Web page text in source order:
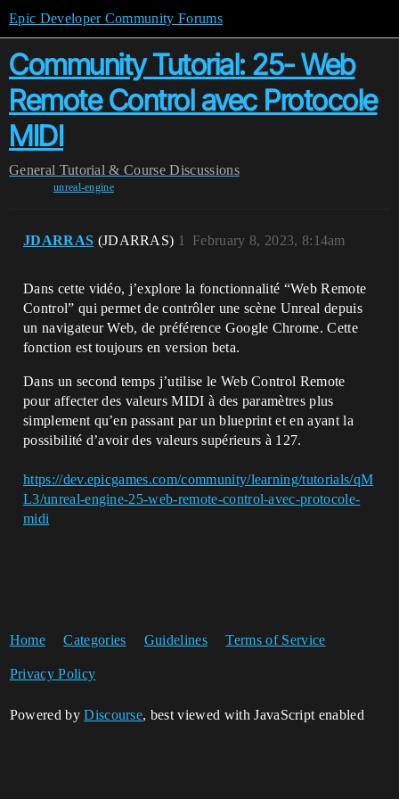
Epic Developer Community Forums
Community Tutorial: 25- Web
Remote Control avec Protocole
MIDI
General Tutorial & Course Discussions
unreal-engine
JDARRAS (JDARRAS) February 8, 2023, 8:14am
1
Dans cette vidéo, j’explore la fonctionnalité “Web Remote
Control” qui permet de contrôler une scène Unreal depuis
un navigateur Web, de préférence Google Chrome. Cette
fonction est toujours en version beta.
Dans un second temps j’utilise le Web Control Remote
pour affecter des valeurs MIDI à des paramètres plus
simplement qu’en passant par un blueprint et en ayant la
possibilité d’avoir des valeurs supérieurs à 127.
https://dev.epicgames.com/community/learning/tutorials/qM
L3/unreal-engine-25-web-remote-control-avec-protocole-
midi
Home Categories Guidelines Terms of Service
Privacy Policy
Powered byDiscourse, best viewed with JavaScript enabled